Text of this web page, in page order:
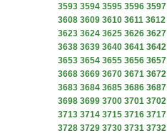
3593 3594 3595 3596 3597
3608 3609 3610 3611 3612
3623 3624 3625 3626 3627
3638 3639 3640 3641 3642
3653 3654 3655 3656 3657
3668 3669 3670 3671 3672
3683 3684 3685 3686 3687
3698 3699 3700 3701 3702
3713 3714 3715 3716 3717
3728 3729 3730 3731 3732